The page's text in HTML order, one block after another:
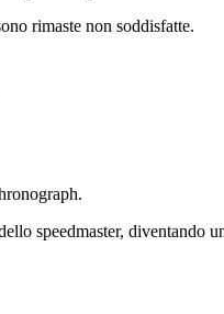
rimaste non soddisfatte.
speedmaster,